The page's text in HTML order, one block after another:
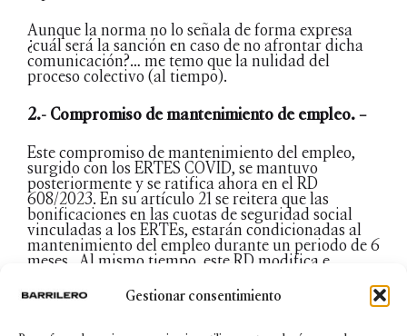
Gestionar consentimiento
Aunque la norma no lo señala de forma expresa
¿cuál será la sanción en caso de no afrontar dicha
comunicación?… me temo que la nulidad del
proceso colectivo (al tiempo).
2.- Compromiso de mantenimiento de empleo. –
Este compromiso de mantenimiento del empleo,
surgido con los ERTES COVID, se mantuvo
posteriormente y se ratifica ahora en el RD
608/2023. En su artículo 21 se reitera que las
bonificaciones en las cuotas de seguridad social
vinculadas a los ERTEs, estarán condicionadas al
mantenimiento del empleo durante un periodo de 6
meses. Al mismo tiempo, este RD modifica e
artículo 51 en el RD 1.483/2012 regulador de los
procesos colectivos.